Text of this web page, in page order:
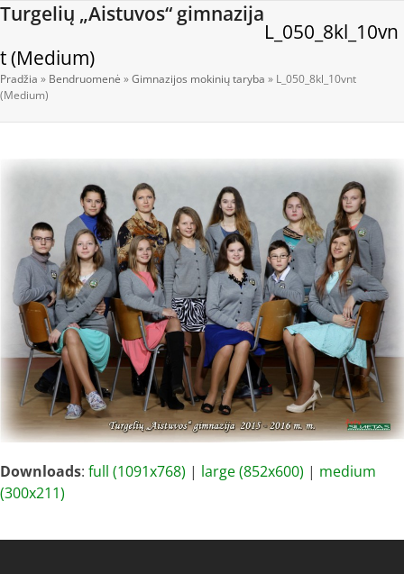
Skip
content
Turgelių „Aistuvos“ gimnazija
Open
mobile
menu
Close
mobile
menu
L_050_8kl_10vn
t (Medium)
Pradžia » Bendruomenė »Gimnazijos mokinių taryba » L_050_8kl_10vnt
(Medium)
Downloads: full (1091x768) | large (852x600) | medium
(300x211)